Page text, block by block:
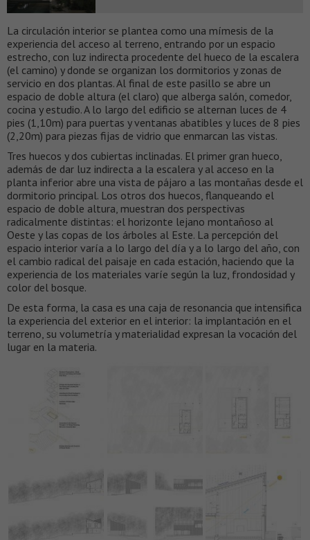
La circulación interior se plantea como una mímesis de la
experiencia del acceso al terreno, entrando por un espacio
estrecho, con luz indirecta procedente del hueco de la escalera
(el camino) y donde se organizan los dormitorios y zonas de
servicio en dos plantas. Al final de este pasillo se abre un
espacio de doble altura (el claro) que alberga salón, comedor,
cocina y estudio. A lo largo del edificio se alternan luces de 4
pies (1,10m) para puertas y ventanas abatibles y luces de 8 pies
(2,20m) para piezas fijas de vidrio que enmarcan las vistas.
Tres huecos y dos cubiertas inclinadas. El primer gran hueco,
además de dar luz indirecta a la escalera y al acceso en la
planta inferior abre una vista de pájaro a las montañas desde el
dormitorio principal. Los otros dos huecos, flanqueando el
espacio de doble altura, muestran dos perspectivas
radicalmente distintas: el horizonte lejano montañoso al
Oeste y las copas de los árboles al Este. La percepción del
espacio interior varía a lo largo del día y a lo largo del año, con
el cambio radical del paisaje en cada estación, haciendo que la
experiencia de los materiales varíe según la luz, frondosidad y
color del bosque.
De esta forma, la casa es una caja de resonancia que intensifica
la experiencia del exterior en el interior: la implantación en el
terreno, su volumetría y materialidad expresan la vocación del
lugar en la materia.